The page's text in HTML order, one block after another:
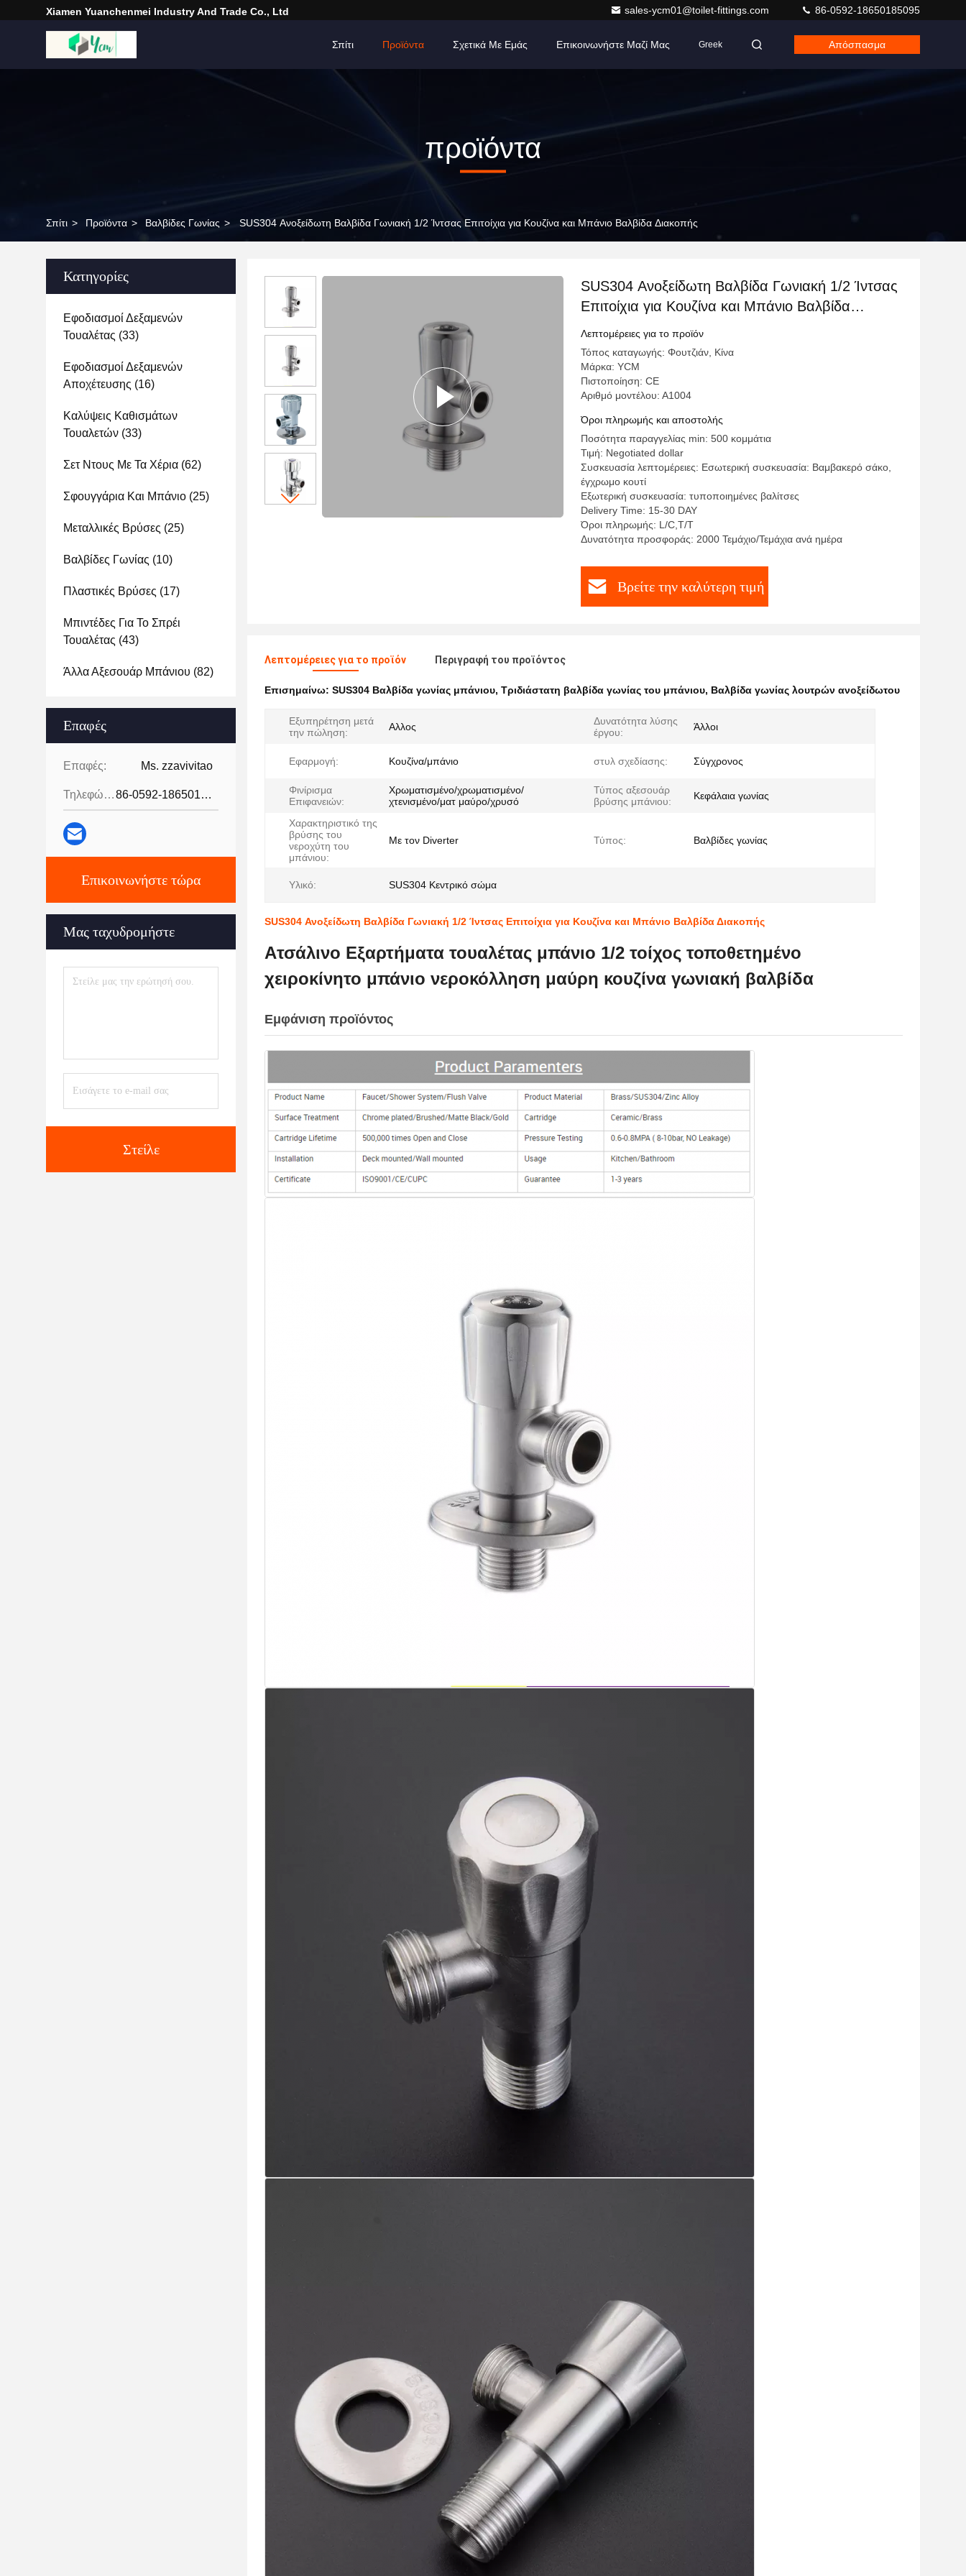
Xiamen Yuanchenmei Industry And Trade Co., Ltd sales-ycm01@toilet-fittings.com 86-0592-18650185095
Σπίτι Προϊόντα Σχετικά Με Εμάς Επικοινωνήστε Μαζί Μας Greek Απόσπασμα
προϊόντα
Σπίτι > Προϊόντα > Βαλβίδες Γωνίας > SUS304 Ανοξείδωτη Βαλβίδα Γωνιακή 1/2 Ίντσας Επιτοίχια για Κουζίνα και Μπάνιο Βαλβίδα Διακοπής
Κατηγορίες
Εφοδιασμοί Δεξαμενών
Τουαλέτας (33)
Εφοδιασμοί Δεξαμενών
Αποχέτευσης (16)
Καλύψεις Καθισμάτων
Τουαλετών (33)
Σετ Ντους Με Τα Χέρια (62)
Σφουγγάρια Και Μπάνιο (25)
Μεταλλικές Βρύσες (25)
Βαλβίδες Γωνίας (10)
Πλαστικές Βρύσες (17)
Μπιντέδες Για Το Σπρέι
Τουαλέτας (43)
Άλλα Αξεσουάρ Μπάνιου (82)
Επαφές
Επαφές: Ms. zzavivitao
Τηλεφώνημα: 86-0592-18650185095
Επικοινωνήστε τώρα
Μας ταχυδρομήστε
Στείλε
SUS304 Ανοξείδωτη Βαλβίδα Γωνιακή 1/2 Ίντσας
Επιτοίχια για Κουζίνα και Μπάνιο Βαλβίδα
Διακοπής
Λεπτομέρειες για το προϊόν
Τόπος καταγωγής: Φουτζιάν, Κίνα
Μάρκα: YCM
Πιστοποίηση: CE
Αριθμό μοντέλου: Α1004
Όροι πληρωμής και αποστολής
Ποσότητα παραγγελίας min: 500 κομμάτια
Τιμή: Negotiated dollar
Συσκευασία λεπτομέρειες: Εσωτερική συσκευασία: Βαμβακερό σάκο,
έγχρωμο κουτί
Εξωτερική συσκευασία: τυποποιημένες βαλίτσες
Delivery Time: 15-30 DAY
Όροι πληρωμής: L/C,T/T
Δυνατότητα προσφοράς: 2000 Τεμάχιο/Τεμάχια ανά ημέρα
Βρείτε την καλύτερη τιμή
Λεπτομέρειες για το προϊόν Περιγραφή του προϊόντος
Επισημαίνω: SUS304 Βαλβίδα γωνίας μπάνιου, Τριδιάστατη βαλβίδα γωνίας του μπάνιου, Βαλβίδα γωνίας λουτρών ανοξείδωτου
Εξυπηρέτηση μετά
την πώληση:
Αλλος
Δυνατότητα λύσης
έργου:
Άλλοι
Εφαρμογή: Κουζίνα/μπάνιο στυλ σχεδίασης: Σύγχρονος
Φινίρισμα
Επιφανειών:
Χρωματισμένο/χρωματισμένο/
χτενισμένο/ματ μαύρο/χρυσό
Τύπος αξεσουάρ
βρύσης μπάνιου:
Κεφάλαια γωνίας
Χαρακτηριστικό της
βρύσης του
νεροχύτη του
μπάνιου:
Με τον Diverter Τύπος: Βαλβίδες γωνίας
Υλικό: SUS304 Κεντρικό σώμα
SUS304 Ανοξείδωτη Βαλβίδα Γωνιακή 1/2 Ίντσας Επιτοίχια για Κουζίνα και Μπάνιο Βαλβίδα Διακοπής
Ατσάλινο Εξαρτήματα τουαλέτας μπάνιο 1/2 τοίχος τοποθετημένο
χειροκίνητο μπάνιο νεροκόλληση μαύρη κουζίνα γωνιακή βαλβίδα
Εμφάνιση προϊόντος